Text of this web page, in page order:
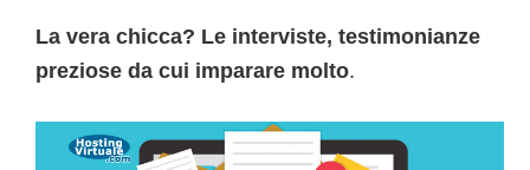
La vera chicca? Le interviste, testimonianze
preziose da cui imparare molto.